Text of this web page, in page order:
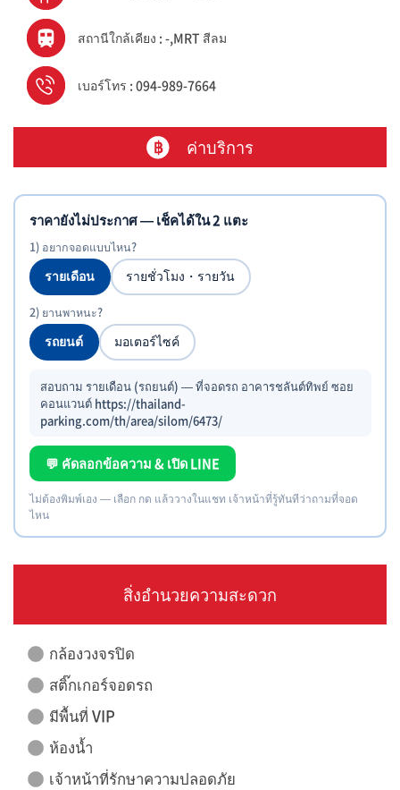
สถานีใกล้เคียง : -,MRT สีลม
เบอร์โทร : 094-989-7664
ค่าบริการ
ราคายังไม่ประกาศ — เช็คได้ใน 2 แตะ
1) อยากจอดแบบไหน?
รายเดือน รายชั่วโมง・รายวัน
2) ยานพาหนะ?
รถยนต์ มอเตอร์ไซค์
สอบถาม รายเดือน (รถยนต์) — ที่จอดรถ อาคารชลันต์ทิพย์ ซอย
คอนแวนต์ https://thailand-
parking.com/th/area/silom/6473/
💬 คัดลอกข้อความ & เปิด LINE
ไม่ต้องพิมพ์เอง — เลือก กด แล้ววางในแชท เจ้าหน้าที่รู้ทันทีว่าถามที่จอด
ไหน
สิ่งอำนวยความสะดวก
กล้องวงจรปิด
สติ๊กเกอร์จอดรถ
มีพื้นที่ VIP
ห้องน้ำ
เจ้าหน้าที่รักษาความปลอดภัย